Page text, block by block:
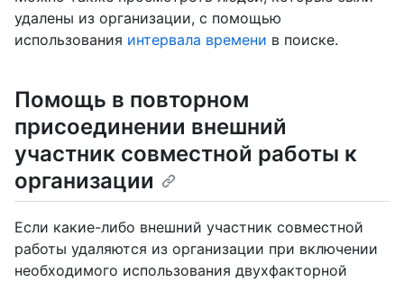
удалены из организации, с помощью
использования интервала времени в поиске.
Помощь в повторном
присоединении внешний
участник совместной работы к
организации
Если какие-либо внешний участник совместной
работы удаляются из организации при включении
необходимого использования двухфакторной